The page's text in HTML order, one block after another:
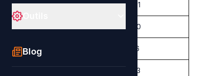
Blog
2002 3 063,91
3 557,90
2004 3 821,16
4 715,23